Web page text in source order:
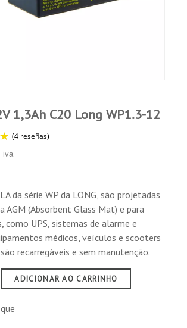
1,3Ah C20 Long WP1.3-12
(4 reseñas)
iva
da série WP da LONG, são projetadas
AGM (Absorbent Glass Mat) e para
como UPS, sistemas de alarme e
médicos, veículos e scooters
recarregáveis e sem manutenção.
ADICIONAR AO CARRINHO
transporte.
de emergência.
eletrônica.
elétricas.
para crianças.
elétricos e scooters elétricos.
Comprador Verificado
Publicado el 12/29/22, 8:31 AM
va perfecta!! Es para un
el 3/15/22, 4:47 PM
es que tenéis mi total confianza
Antonio Pedrosa
Comprador Verificado